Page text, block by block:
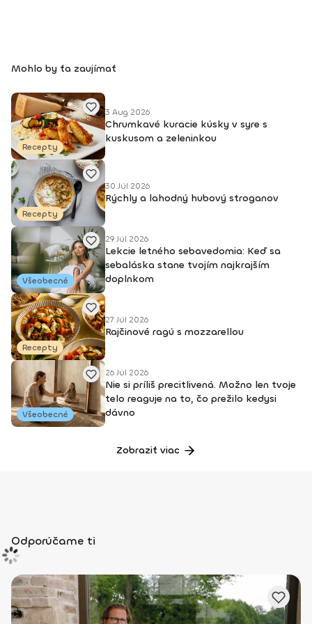
Mohlo by ťa zaujímať
Recepty
3 Aug 2026
Chrumkavé kuracie kúsky v syre s
kuskusom a zeleninkou
Recepty
30 Júl 2026
Rýchly a lahodný hubový stroganov
Všeobecné
29 Júl 2026
Lekcie letného sebavedomia: Keď sa
sebaláska stane tvojím najkrajším
doplnkom
Recepty
27 Júl 2026
Rajčinové ragú s mozzarellou
Všeobecné
26 Júl 2026
Nie si príliš precitlivená. Možno len tvoje
telo reaguje na to, čo prežilo kedysi
dávno
Zobraziť viac
Odporúčame ti